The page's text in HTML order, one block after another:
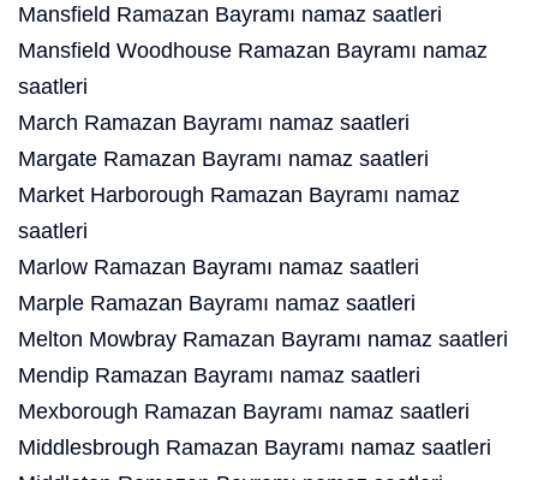
Mansfield Ramazan Bayramı namaz saatleri
Mansfield Woodhouse Ramazan Bayramı namaz
saatleri
March Ramazan Bayramı namaz saatleri
Margate Ramazan Bayramı namaz saatleri
Market Harborough Ramazan Bayramı namaz
saatleri
Marlow Ramazan Bayramı namaz saatleri
Marple Ramazan Bayramı namaz saatleri
Melton Mowbray Ramazan Bayramı namaz saatleri
Mendip Ramazan Bayramı namaz saatleri
Mexborough Ramazan Bayramı namaz saatleri
Middlesbrough Ramazan Bayramı namaz saatleri